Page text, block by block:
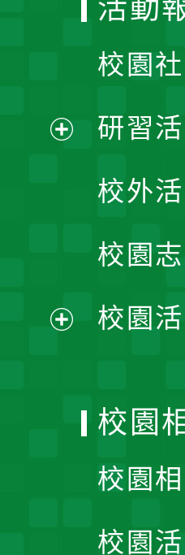
單
活動
校園
研習
校外
校園
校園
校園
校園
校園